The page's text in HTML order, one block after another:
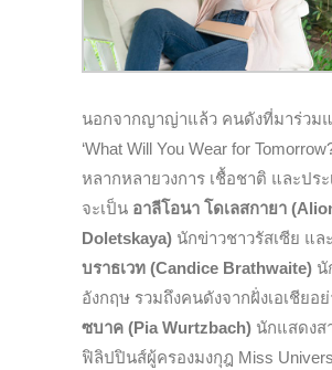
นอกจากญาญ่าแล้ว คนดังที่มาร่วม
‘What Will You Wear for
หลากหลายวงการ เชื้อชาติ และประ
จะเป็น อาลีโอนา โดเลสกายา
Doletskaya) นักข่าวชาวรัสเซีย และ
บราธเวท (Candice Brathwaite) นั
อังกฤษ รวมถึงคนดังจากฝั่งเอเชียอย่
ซบาค (Pia Wurtzbach) นักแสดงส
ฟิลิปปินส์ผู้ครองมงกุฎ Miss